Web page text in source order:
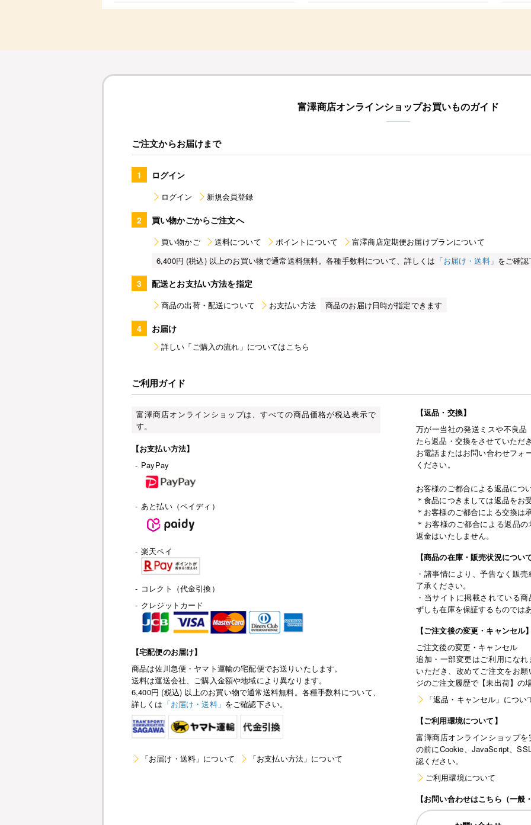
富澤商店オンラインショップお買いものガイド
ご注文からお届けまで
1 ログイン
ログイン 新規会員登録
2 買い物かごからご注文へ
買い物かご 送料について ポイントについて
富澤商店定期便お届けプランについて
6,400円 (税込) 以上のお買い物で通常送料無料。各種手数料について、詳しくは 「お届け・送料」 をご確
3 配送とお支払い方法を指定
商品の出荷・配送について お支払い方法 商品のお届け日時が指定できます
4 お届け
詳しい「ご購入の流れ」についてはこちら
ご利用ガイド
富澤商店オンラインショップは、すべての商品価格が税込表示で
す。
【お支払い方法】
- PayPay
- あと払い（ペイディ）
- 楽天ペイ
- コレクト（代金引換）
- クレジットカード
【宅配便のお届け】
商品は佐川急便・ヤマト運輸の宅配便でお送りいたします。
送料は運送会社、ご購入金額や地域により異なります。
6,400円 (税込) 以上のお買い物で通常送料無料。各種手数料について、
詳しくは 「お届け・送料」 をご確認下さい。
「お届け・送料」について 「お支払い方法」について
【返品・交換】
万が一当社の発送ミスや不良
たら返品・交換をさせていただ
お電話またはお問い合わせフォ
ください。
お客様のご都合による返品につ
＊食品につきましては返品をお
＊お客様のご都合による交換は
＊お客様のご都合による返品
返金はいたしません。
【商品の在庫・販売状況につい
・諸事情により、予告なく販
了承ください。
・当サイトに掲載されている
ずしも在庫を保証するものでは
【ご注文後の変更・キャンセル
ご注文後の変更・キャンセル
追加・一部変更はご利用にな
いただき、改めてご注文をお
ジのご注文履歴で【未出荷】の
「返品・キャンセル」につい
【ご利用環境について】
富澤商店オンラインショップ
の前にCookie、JavaScript、
認ください。
ご利用環境について
【お問い合わせはこちら（一般